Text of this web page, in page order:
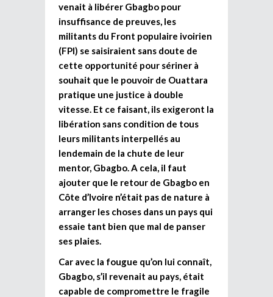
venait à libérer Gbagbo pour
insuffisance de preuves, les
militants du Front populaire ivoirien
(FPI) se saisiraient sans doute de
cette opportunité pour sériner à
souhait que le pouvoir de Ouattara
pratique une justice à double
vitesse. Et ce faisant, ils exigeront la
libération sans condition de tous
leurs militants interpellés au
lendemain de la chute de leur
mentor, Gbagbo. A cela, il faut
ajouter que le retour de Gbagbo en
Côte d’Ivoire n’était pas de nature à
arranger les choses dans un pays qui
essaie tant bien que mal de panser
ses plaies.
Car avec la fougue qu’on lui connaît,
Gbagbo, s’il revenait au pays, était
capable de compromettre le fragile